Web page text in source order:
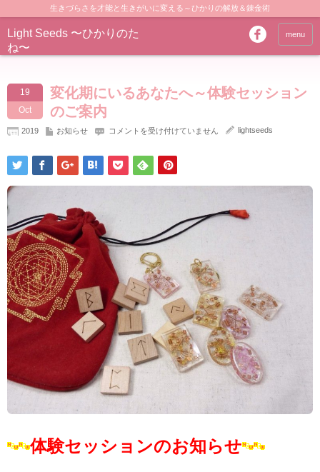
生きづらさを才能と生きがいに変える～ひかりの解放＆錬金術
Light Seeds 〜ひかりのた
ね〜
menu
19
Oct
変化期にいるあなたへ～体験セッション
のご案内
2019 お知らせ
変
に
い
～
体
験
セ
シ
ョ
ご
案
内
は
コメントを受け付けていません lightseeds
体験セッションのお知らせ